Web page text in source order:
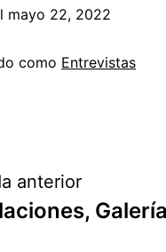
mayo 22, 2022
como Entrevistas
anterior